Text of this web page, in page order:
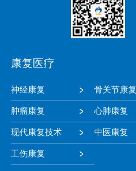
康复医疗
神经康复 骨关节康复
肿瘤康复 心肺康复
现代康复技术 中医康复
工伤康复